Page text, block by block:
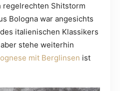
regelrechten Shitstorm
Bologna war angesichts
italienischen Klassikers
stehe weiterhin
mit Berglinsen ist